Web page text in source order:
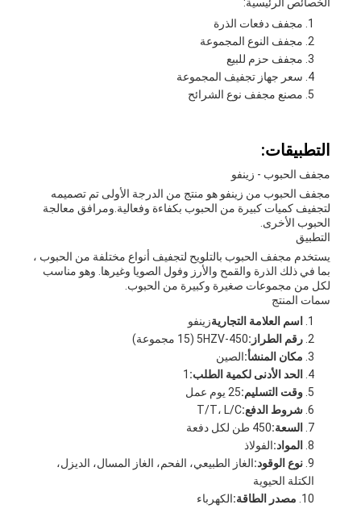
الخصائص الرئيسية:
مجفف دفعات الذرة
مجفف النوع المجموعة
مجفف حزم للبيع
سعر جهاز تجفيف المجموعة
مصنع مجفف نوع الشرائح
التطبيقات:
مجفف الحبوب - زينفو
مجفف الحبوب من زينفو هو منتج من الدرجة الأولى تم تصميمه
لتجفيف كميات كبيرة من الحبوب بكفاءة وفعالية.ومرافق معالجة
الحبوب الأخرى.
التطبيق
يستخدم مجفف الحبوب بالتلويح لتجفيف أنواع مختلفة من الحبوب ،
بما في ذلك الذرة والقمح والأرز وفول الصويا وغيرها. وهو مناسب
لكل من مجموعات صغيرة وكبيرة من الحبوب.
سمات المنتج
اسم العلامة التجاريةزينفو
رقم الطراز:5HZV-450 (15 مجموعة)
مكان المنشأ:الصين
الحد الأدنى لكمية الطلب: 1
وقت التسليم:25 يوم عمل
شروط الدفع:T/T، L/C
السعة:450 طن لكل دفعة
المواد:الفولاذ
نوع الوقود:الغاز الطبيعي، الفحم، الغاز المسال، الديزل،
الكتلة الحيوية
مصدر الطاقة:الكهرباء